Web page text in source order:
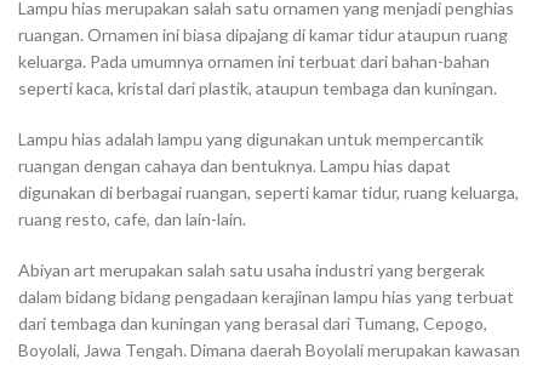
Lampu hias merupakan salah satu ornamen yang menjadi penghias
ruangan. Ornamen ini biasa dipajang di kamar tidur ataupun ruang
keluarga. Pada umumnya ornamen ini terbuat dari bahan-bahan
seperti kaca, kristal dari plastik, ataupun tembaga dan kuningan.
Lampu hias adalah lampu yang digunakan untuk mempercantik
ruangan dengan cahaya dan bentuknya. Lampu hias dapat
digunakan di berbagai ruangan, seperti kamar tidur, ruang keluarga,
ruang resto, cafe, dan lain-lain.
Abiyan art merupakan salah satu usaha industri yang bergerak
dalam bidang bidang pengadaan kerajinan lampu hias yang terbuat
dari tembaga dan kuningan yang berasal dari Tumang, Cepogo,
Boyolali, Jawa Tengah. Dimana daerah Boyolali merupakan kawasan